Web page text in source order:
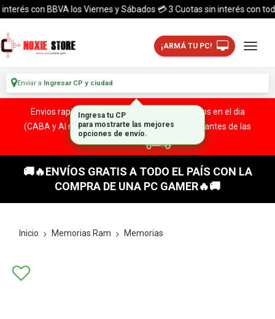
con BBVA los Viernes y Sábados 💳 3 Cuotas sin interés con
¡ARMÁ TU PC!
Enviar a Ingresar CP y ciudad
Envios rapidos y seguros a todo el pais. ¡ Envios en el dia
(CABA y Al rededores) Acreditando tu compra antes de las
🚚🔥ENVÍOS GRATIS A TODO EL PAÍS CON LA
COMPRA DE UNA PC GAMER🔥🚚
Inicio Memorias Ram Memorias
Ingresa tu CP
para mostrarte las mejores
opciones de envío.